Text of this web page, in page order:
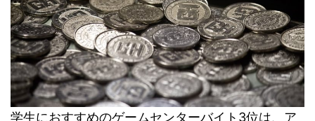
学生におすすめのゲームセンターバイト3位は、ア